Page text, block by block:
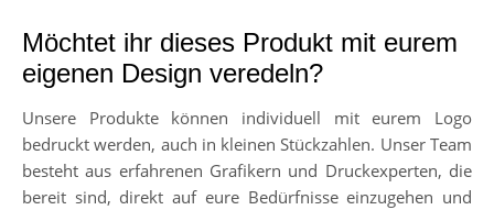
Möchtet ihr dieses Produkt mit eurem
eigenen Design veredeln?
Unsere Produkte können individuell mit eurem Logo
bedruckt werden, auch in kleinen Stückzahlen. Unser Team
besteht aus erfahrenen Grafikern und Druckexperten, die
bereit sind, direkt auf eure Bedürfnisse einzugehen und